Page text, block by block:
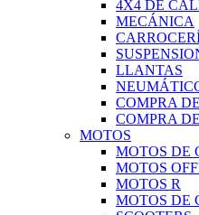
4X4 DE
MECÁNICA
LLANTAS
COMPRA
COMPRA
MOTOS
MOTOS DE
MOTOS
MOTOS R
MOTOS DE